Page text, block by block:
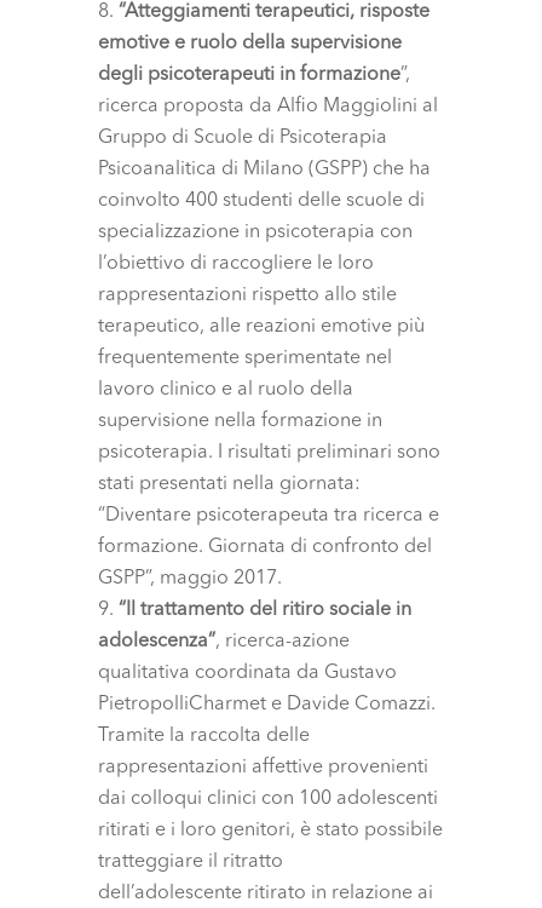
“Atteggiamenti terapeutici, risposte
emotive e ruolo della supervisione
degli psicoterapeuti in formazione”,
ricerca proposta da Alfio Maggiolini al
Gruppo di Scuole di Psicoterapia
Psicoanalitica di Milano (GSPP) che ha
coinvolto 400 studenti delle scuole di
specializzazione in psicoterapia con
l’obiettivo di raccogliere le loro
rappresentazioni rispetto allo stile
terapeutico, alle reazioni emotive più
frequentemente sperimentate nel
lavoro clinico e al ruolo della
supervisione nella formazione in
psicoterapia. I risultati preliminari sono
stati presentati nella giornata:
“Diventare psicoterapeuta tra ricerca e
formazione. Giornata di confronto del
GSPP”, maggio 2017.
“Il trattamento del ritiro sociale in
adolescenza”, ricerca-azione
qualitativa coordinata da Gustavo
PietropolliCharmet e Davide Comazzi.
Tramite la raccolta delle
rappresentazioni affettive provenienti
dai colloqui clinici con 100 adolescenti
ritirati e i loro genitori, è stato possibile
tratteggiare il ritratto
dell’adolescente ritirato in relazione ai